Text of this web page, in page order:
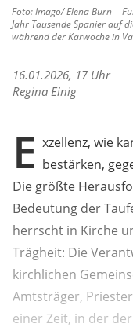
Foto: Imago/ Elena Burn |
Jahr Tausende Spanier auf
während der Karwoche in
16.01.2026, 17 Uhr
Regina Einig
E xzellenz, wie
bestärken,
Die größte
Bedeutung der
herrscht in Kirche
Trägheit: Die
kirchlichen
Amtsträger,
einer Zeit, in der